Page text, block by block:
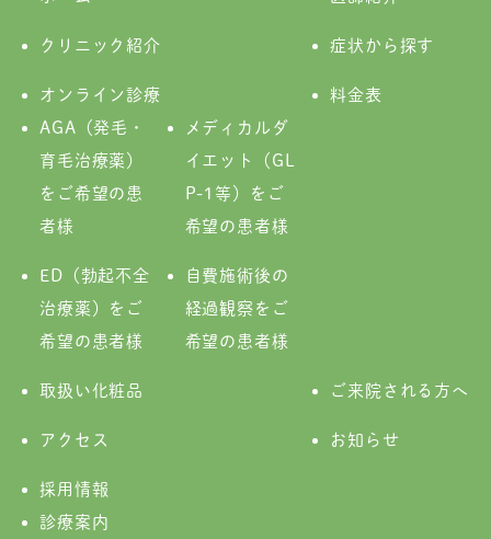
クリニック紹介 症状から探す
オンライン診療
AGA（発毛・
育毛治療薬）
をご希望の患
者様
メディカルダ
イエット（GL
P-1等）をご
希望の患者様
ED（勃起不全
治療薬）をご
希望の患者様
自費施術後の
経過観察をご
希望の患者様
料金表
取扱い化粧品 ご来院される方へ
アクセス お知らせ
採用情報
診療案内